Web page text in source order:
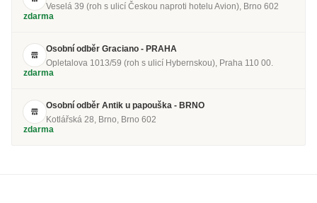
Veselá 39 (roh s ulicí Českou naproti hotelu Avion), Brno 602
zdarma
Osobní odběr Graciano - PRAHA
Opletalova 1013/59 (roh s ulicí Hybernskou), Praha 110 00.
zdarma
Osobní odběr Antik u papouška - BRNO
Kotlářská 28, Brno, Brno 602
zdarma